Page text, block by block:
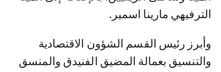
الترفيهي مارينا اسمير.
وأبرز رئيس القسم الشؤون الاقتصادية
والتنسيق بعمالة المضيق الفنيدق والمنسق